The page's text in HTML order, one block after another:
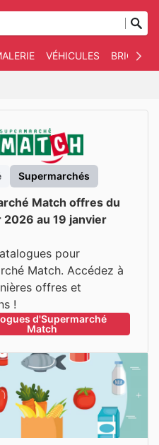
VÉHICULES
Supermarchés
Match offres du
2026 au 19 janvier
pour
Match. Accédez à
offres et
!
d'Supermarché
Match